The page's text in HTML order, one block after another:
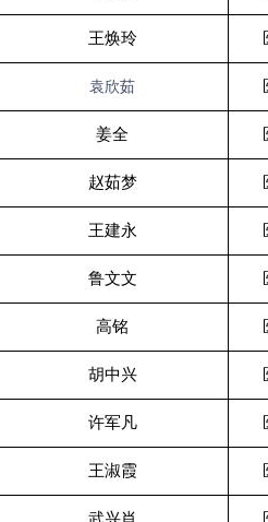
王焕玲
袁欣茹
姜全
赵茹梦
王建永
鲁文文
高铭
胡中兴
许军凡
王淑霞